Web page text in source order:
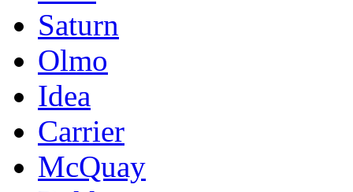
Saturn
Olmo
Idea
Carrier
McQuay